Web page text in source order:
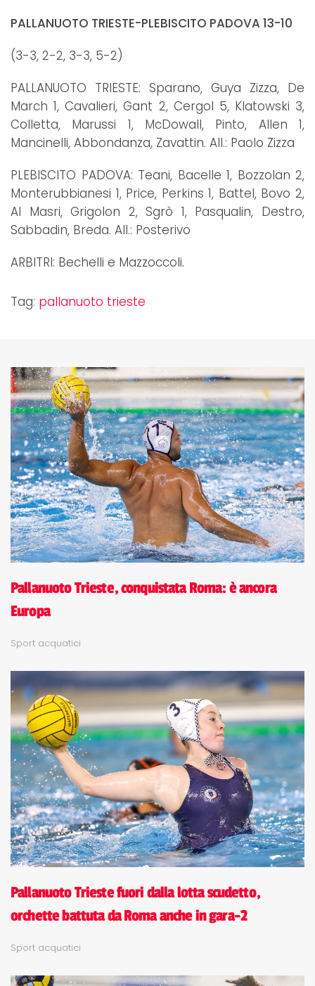
PALLANUOTO TRIESTE-PLEBISCITO PADOVA 13-10
(3-3, 2-2, 3-3, 5-2)
PALLANUOTO TRIESTE: Sparano, Guya Zizza, De
March 1, Cavalieri, Gant 2, Cergol 5, Klatowski 3,
Colletta, Marussi 1, McDowall, Pinto, Allen 1,
Mancinelli, Abbondanza, Zavattin. All.: Paolo Zizza
PLEBISCITO PADOVA: Teani, Bacelle 1, Bozzolan 2,
Monterubbianesi 1, Price, Perkins 1, Battel, Bovo 2,
Al Masri, Grigolon 2, Sgrò 1, Pasqualin, Destro,
Sabbadin, Breda. All.: Posterivo
ARBITRI: Bechelli e Mazzoccoli.
Tag: pallanuoto trieste
Pallanuoto Trieste, conquistata Roma: è ancora
Europa
Sport acquatici
Pallanuoto Trieste fuori dalla lotta scudetto,
orchette battuta da Roma anche in gara-2
Sport acquatici